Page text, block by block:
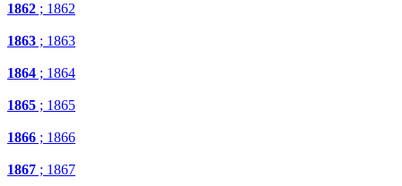
1862 ; 1862
1863 ; 1863
1864 ; 1864
1865 ; 1865
1866 ; 1866
1867 ; 1867